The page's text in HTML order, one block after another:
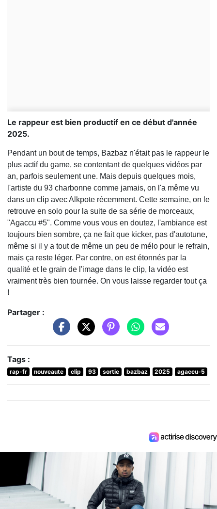
Le rappeur est bien productif en ce début d'année
2025.
Pendant un bout de temps, Bazbaz n'était pas le rappeur le
plus actif du game, se contentant de quelques vidéos par
an, parfois seulement une. Mais depuis quelques mois,
l'artiste du 93 charbonne comme jamais, on l'a même vu
dans un clip avec Alkpote récemment. Cette semaine, on le
retrouve en solo pour la suite de sa série de morceaux,
"Agaccu #5". Comme vous vous en doutez, l'ambiance est
toujours bien sombre, ça ne fait que kicker, pas d'autotune,
même si il y a tout de même un peu de mélo pour le refrain,
mais ça reste léger. Par contre, on est étonnés par la
qualité et le grain de l'image dans le clip, la vidéo est
vraiment très bien tournée. On vous laisse regarder tout ça
!
Partager :
Tags :
rap-fr nouveaute clip 93 sortie bazbaz 2025 agaccu-5